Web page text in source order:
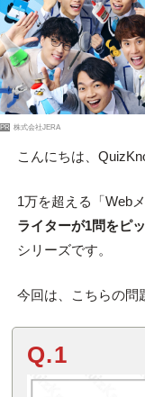
PR 株式会社JERA
こんにちは、
1万を超える「Web
ライターが1問をピ
シリーズです。
今回は、こちらの問
Q.1